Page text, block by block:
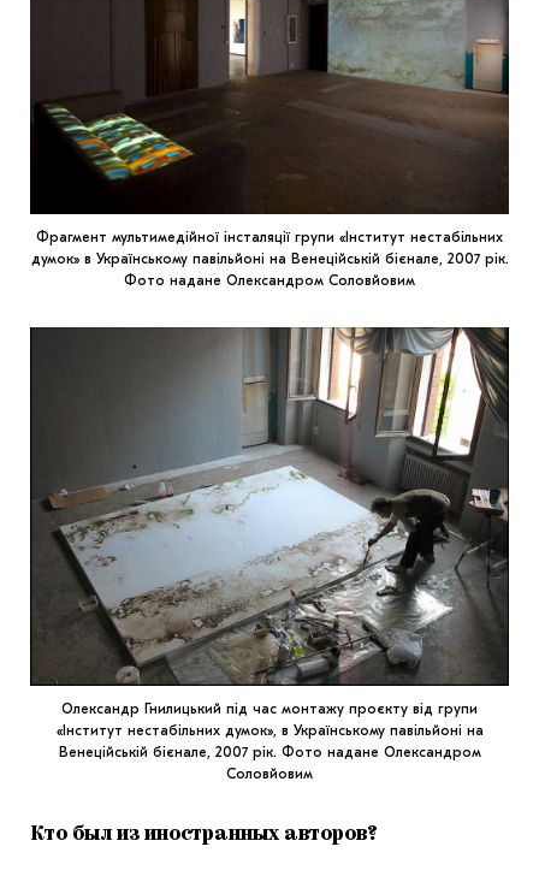
Фрагмент мультимедійної інсталяції групи «Інститут нестабільних
думок» в Українському павільйоні на Венеційській бієнале, 2007 рік.
Фото надане Олександром Соловйовим
Олександр Гнилицький під час монтажу проєкту від групи
«Інститут нестабільних думок», в Українському павільйоні на
Венеційській бієнале, 2007 рік. Фото надане Олександром
Соловйовим
Кто был из иностранных авторов?